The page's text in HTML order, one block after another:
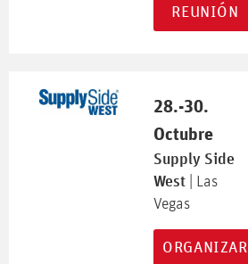
REUNIÓN
28.-30.
Octubre
Supply Side
West | Las
Vegas
ORGANIZAR